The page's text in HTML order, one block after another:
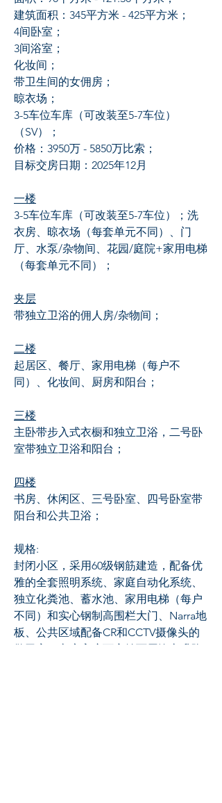
建筑面积：345平方米 - 425平方米；
4间卧室；
3间浴室；
化妆间；
带卫生间的女佣房；
晾衣场；
3-5车位车库（可改装至5-7车位）
（SV）；
价格：3950万 - 5850万比索；
目标交房日期：2025年12月
一楼
3-5车位车库（可改装至5-7车位）；洗
衣房、晾衣场（每套单元不同）、门
厅、水泵/杂物间、花园/庭院+家用电梯
（每套单元不同）；
夹层
带独立卫浴的佣人房/杂物间；
二楼
起居区、餐厅、家用电梯（每户不
同）、化妆间、厨房和阳台；
三楼
主卧带步入式衣橱和独立卫浴，二号卧
室带独立卫浴和阳台；
四楼
书房、休闲区、三号卧室、四号卧室带
阳台和公共卫浴；
规格:
封闭小区，采用60级钢筋建造，配备优
雅的全套照明系统、家庭自动化系统、
独立化粪池、蓄水池、家用电梯（每户
不同）和实心钢制高围栏大门、Narra地
板、公共区域配备CR和CCTV摄像头的
警卫室、车库高度可容纳两层汽车升降